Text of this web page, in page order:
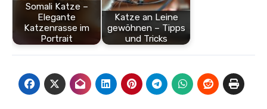
Somali Katze –
Elegante
Katzenrasse im
Portrait
Katze an Leine
gewöhnen – Tipps
und Tricks